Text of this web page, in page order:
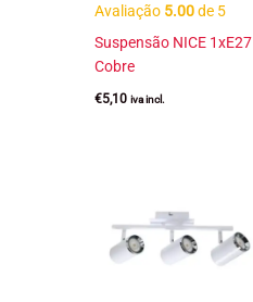
Avaliação 5.00de 5
Suspensão NICE 1xE27
Cobre
€5,10 iva incl.